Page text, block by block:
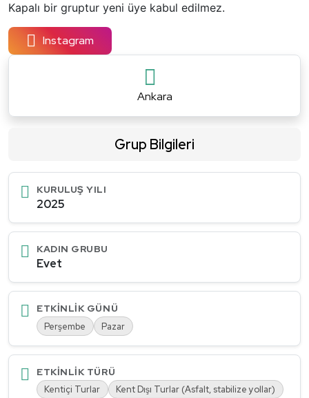
Kapalı bir gruptur yeni üye kabul edilmez.
Instagram
Ankara
Grup Bilgileri
KURULUŞ YILI
2025
KADIN GRUBU
Evet
ETKINLIK GÜNÜ
Perşembe Pazar
ETKINLIK TÜRÜ
Kentiçi Turlar
Kent Dışı Turlar (Asfalt, stabilize yollar)